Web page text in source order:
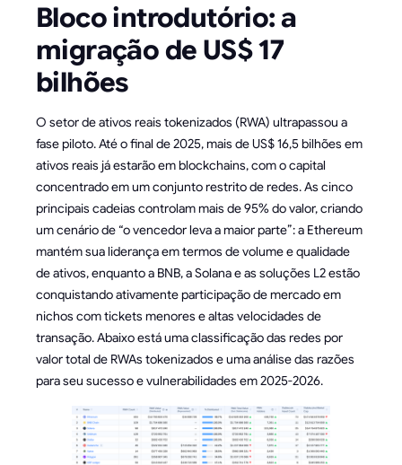
Bloco introdutório: a
migração de US$ 17
bilhões
O setor de ativos reais tokenizados (RWA) ultrapassou a
fase piloto. Até o final de 2025, mais de US$ 16,5 bilhões em
ativos reais já estarão em blockchains, com o capital
concentrado em um conjunto restrito de redes. As cinco
principais cadeias controlam mais de 95% do valor, criando
um cenário de “o vencedor leva a maior parte”: a Ethereum
mantém sua liderança em termos de volume e qualidade
de ativos, enquanto a BNB, a Solana e as soluções L2 estão
conquistando ativamente participação de mercado em
nichos com tickets menores e altas velocidades de
transação. Abaixo está uma classificação das redes por
valor total de RWAs tokenizados e uma análise das razões
para seu sucesso e vulnerabilidades em 2025-2026.